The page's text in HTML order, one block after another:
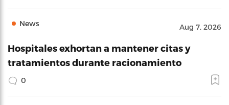
News Aug 7, 2026
Hospitales exhortan a mantener citas y
tratamientos durante racionamiento
0